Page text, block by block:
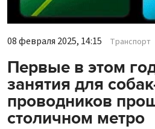
08 февраля 2025, 14:15 Транспорт
Первые в этом
занятия для
проводников
столичном метро